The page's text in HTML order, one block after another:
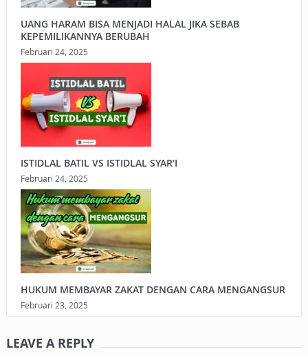
UANG HARAM BISA MENJADI HALAL JIKA SEBAB
KEPEMILIKANNYA BERUBAH
Februari 24, 2025
ISTIDLAL BATIL VS ISTIDLAL SYAR’I
Februari 24, 2025
HUKUM MEMBAYAR ZAKAT DENGAN CARA MENGANGSUR
Februari 23, 2025
LEAVE A REPLY